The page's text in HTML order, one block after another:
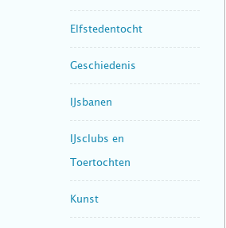
Elfstedentocht
Geschiedenis
IJsbanen
IJsclubs en
Toertochten
Kunst